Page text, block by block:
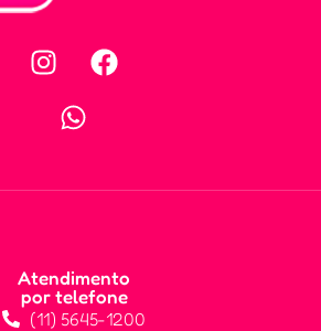
Atendimento
por telefone
(11) 5645-1200